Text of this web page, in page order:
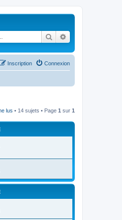
Rechercher
Connexion
Inscription
lus • 14 sujets • Page 1 sur 1